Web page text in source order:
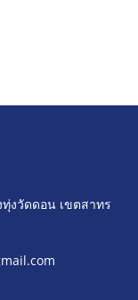
งวัดดอน เขตสาทร